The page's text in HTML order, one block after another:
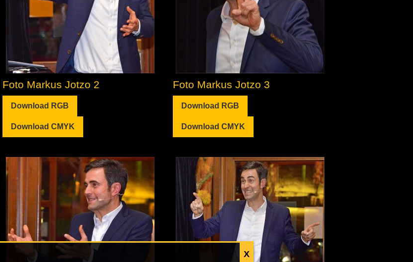
Foto Markus Jotzo 2
Download RGB
Download CMYK
Foto Markus Jotzo 3
Download RGB
Download CMYK
X